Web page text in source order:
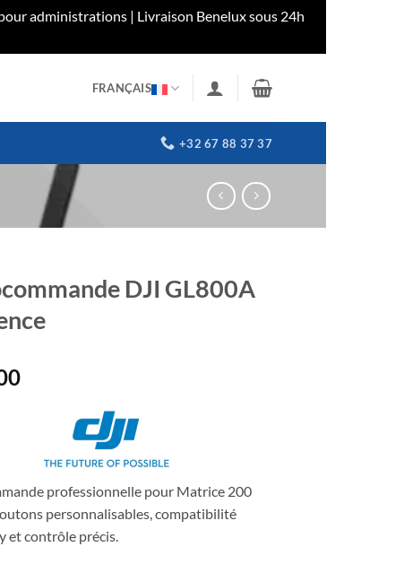
administrations | Livraison Benelux sous 24h
FRANÇAIS
+32 67 88 37 37
DJI GL800A
professionnelle pour Matrice 200
personnalisables, compatibilité
et contrôle précis.